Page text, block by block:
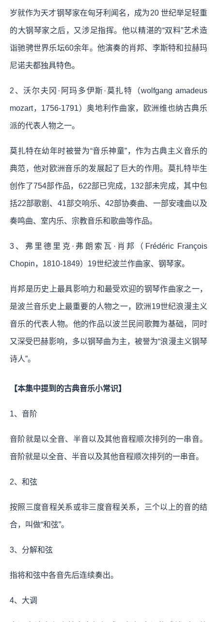
岁就作为天才钢琴家在匈牙利闻名，成为20 世纪举足轻重
的大钢琴家之后，又涉足指挥。他以精湛的“双料”艺术造
诣驰骋世界乐坛60余年。他演奏的肖邦、李斯特和拉赫玛
尼诺夫都独具特色。
2、沃尔夫冈·阿玛多伊斯·莫扎特（wolfgang amadeus
mozart，1756-1791）奥地利作曲家，欧洲维也纳古典乐
派的代表人物之一。
莫扎特在幼年时被誉为“音乐神童”，作为古典主义音乐的
典范，他对欧洲音乐的发展起了巨大的作用。莫扎特毕生
创作了754部作品，622部已完成，132部未完成，其中包
括22部歌剧、41部交响乐、42部协奏曲、一部安魂曲以及
奏鸣曲、室内乐、宗教音乐和歌曲等作品。
3、弗里德里克·弗朗索瓦·肖邦（Frédéric François
Chopin，1810-1849）19世纪波兰作曲家、钢琴家。
肖邦是历史上最具影响力和最受欢迎的钢琴作曲家之一，
是波兰音乐史上最重要的人物之一，欧洲19世纪浪漫主义
音乐的代表人物。他的作品以波兰民间歌舞为基础，同时
又深受巴赫影响，多以钢琴曲为主，被誉为“浪漫主义钢琴
诗人”。
【本集中提到的古典音乐小常识】
1、音阶
音阶就是以全音、半音以及其他音程顺次排列的一串音。
音阶就是以全音、半音以及其他音程顺次排列的一串音。
2、和弦
按照三度音程关系或非三度音程关系，三个以上的音的结
合，叫做“和弦”。
3、分解和弦
指将和弦中各音先后连续奏出。
4、大调